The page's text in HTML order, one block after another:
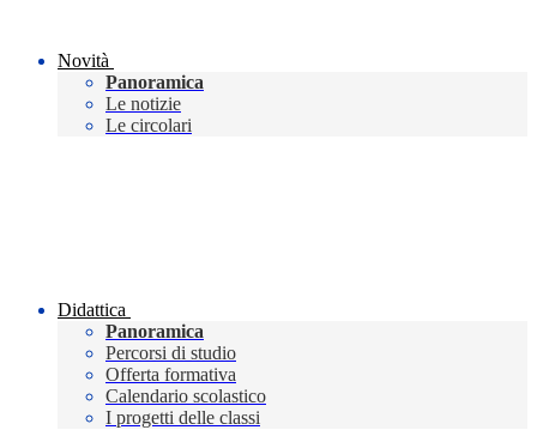
Novità
Panoramica
Le notizie
Le circolari
Didattica
Panoramica
Percorsi di studio
Offerta formativa
Calendario scolastico
I progetti delle classi